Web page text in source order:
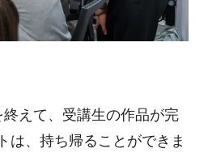
えて、受講生の作品が完
は、持ち帰ることができま